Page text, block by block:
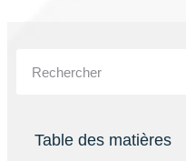
Table des matières